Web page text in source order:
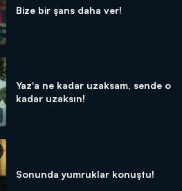
Bize bir şans daha ver!
Yaz'a ne kadar uzaksam, sende o
kadar uzaksın!
Sonunda yumruklar konuştu!